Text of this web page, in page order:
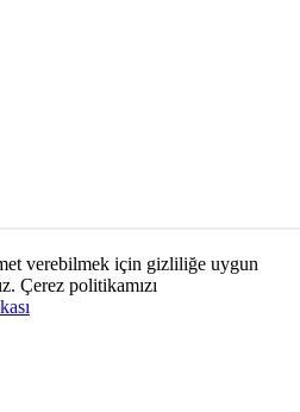
verebilmek için gizliliğe uygun
Çerez politikamızı